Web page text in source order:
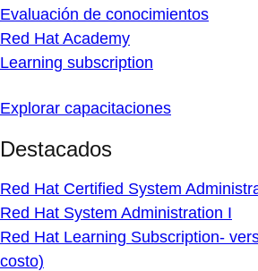
Evaluación de conocimientos
Red Hat Academy
Learning subscription
Explorar capacitaciones
Destacados
Red Hat Certified System
Red Hat System Administration I
Red Hat Learning Subscription-
costo)